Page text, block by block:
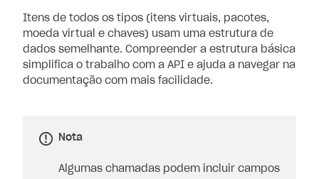
Itens de todos os tipos (itens virtuais, pacotes,
moeda virtual e chaves) usam uma estrutura de
dados semelhante. Compreender a estrutura básica
simplifica o trabalho com a API e ajuda a navegar na
documentação com mais facilidade.
Nota
Algumas chamadas podem incluir campos